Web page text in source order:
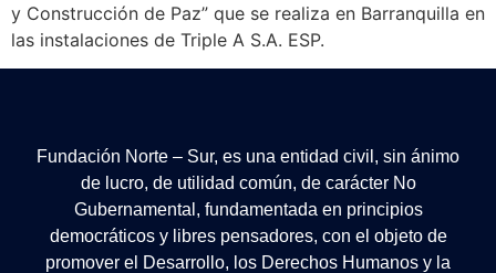
y Construcción de Paz” que se realiza en Barranquilla en
las instalaciones de Triple A S.A. ESP.
Fundación Norte – Sur, es una entidad civil, sin ánimo
de lucro, de utilidad común, de carácter No
Gubernamental, fundamentada en principios
democráticos y libres pensadores, con el objeto de
promover el Desarrollo, los Derechos Humanos y la